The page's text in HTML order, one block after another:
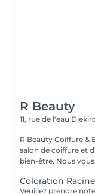
R Beauty
11, rue de l'eau
R Beauty Coiffure & Esthétique Bienvenue chez R Beauty, votre
salon de coiffure et
bien-être. Nous
Coloration